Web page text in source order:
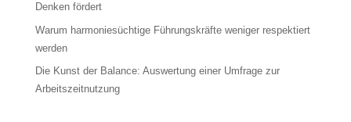
Denken fördert
Warum harmoniesüchtige Führungskräfte weniger respektiert
werden
Die Kunst der Balance: Auswertung einer Umfrage zur
Arbeitszeitnutzung